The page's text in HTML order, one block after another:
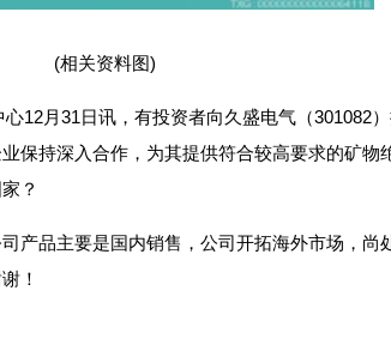
(相关资料图)
12月31日讯，有投资者向久盛电气（301082
保持深入合作，为其提供符合较高要求的矿物
？
产品主要是国内销售，公司开拓海外市场，尚
！